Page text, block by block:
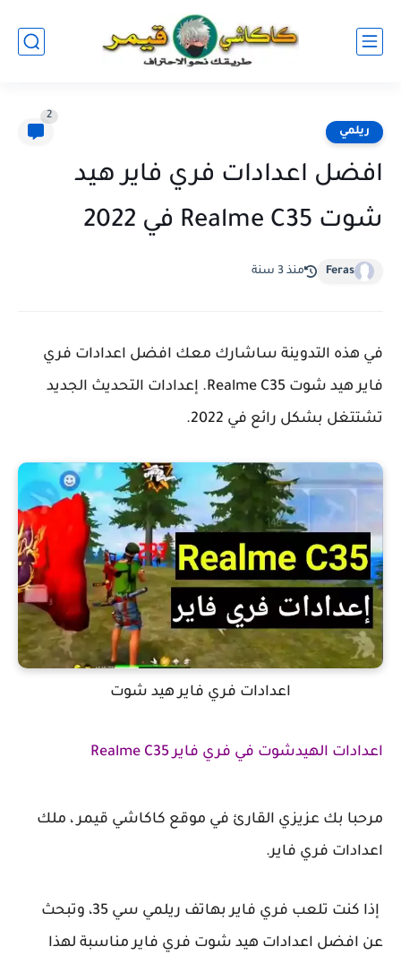
ريلمي
2
افضل اعدادات فري فاير هيد
شوت Realme C35 في 2022
Feras منذ 3 سنة
في هذه التدوينة ساشارك معك افضل اعدادات فري
فاير هيد شوت Realme C35. إعدادات التحديث الجديد
تشتتغل بشكل رائع في 2022.
اعدادات فري فاير هيد شوت
اعدادات الهيدشوت في فري فاير Realme C35
مرحبا بك عزيزي القارئ في موقع كاكاشي قيمر ، ملك
اعدادات فري فاير.
إذا كنت تلعب فري فاير بهاتف ريلمي سي 35، وتبحث
عن افضل اعدادات هيد شوت فري فاير مناسبة لهذا